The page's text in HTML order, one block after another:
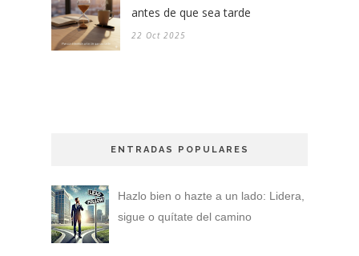
antes de que sea tarde
22 Oct 2025
ENTRADAS POPULARES
Hazlo bien o hazte a un lado: Lidera,
sigue o quítate del camino